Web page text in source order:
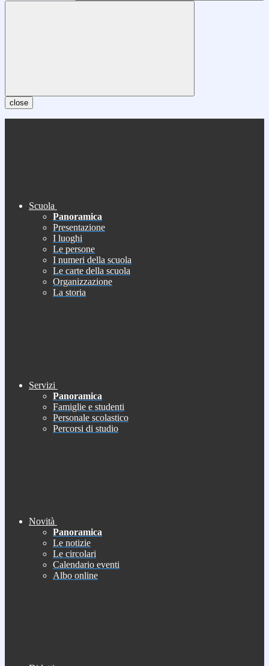
close
Scuola
Panoramica
Presentazione
I luoghi
Le persone
I numeri della scuola
Le carte della scuola
Organizzazione
La storia
Servizi
Panoramica
Famiglie e studenti
Personale scolastico
Percorsi di studio
Novità
Panoramica
Le notizie
Le circolari
Calendario eventi
Albo online